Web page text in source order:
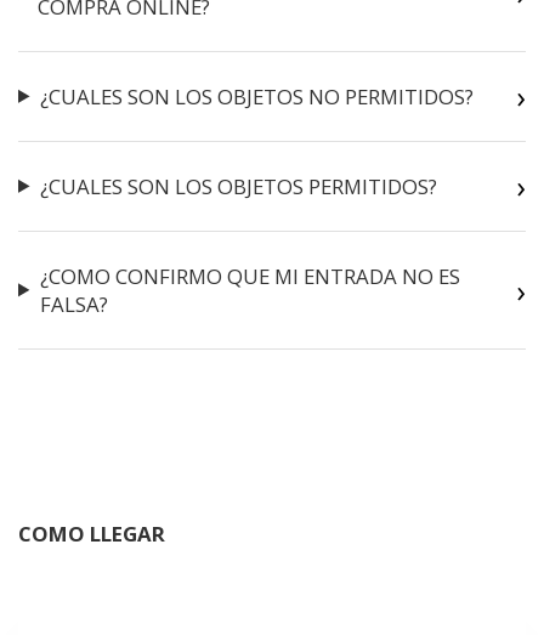
COMPRA ONLINE?
¿CUALES SON LOS OBJETOS NO PERMITIDOS?
¿CUALES SON LOS OBJETOS PERMITIDOS?
¿COMO CONFIRMO QUE MI ENTRADA NO ES
FALSA?
COMO LLEGAR